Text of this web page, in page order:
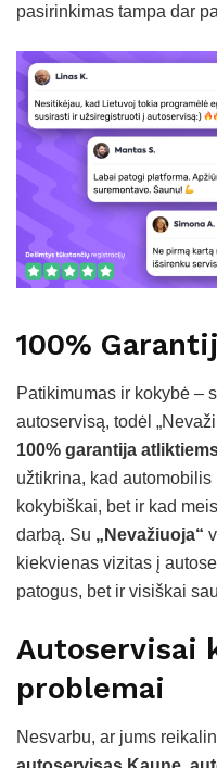
pasirinkimas tampa dar
100%
Patikimumas ir kokybė –
autoservisą, todėl
100% garantija
užtikrina, kad
kokybiškai, bet ir kad
darbą. Su „Nevažiuoja“
kiekvienas vizitas į
patogus, bet ir visiškai
Autoservisai
problemai
Nesvarbu, ar jums